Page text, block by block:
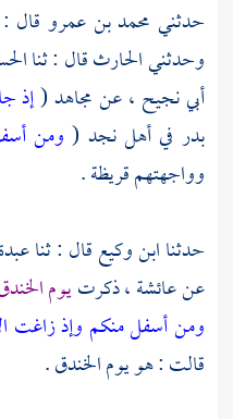
حدثني محمد بن عمرو قال
وحدثنيالحارثقال : ثنا
أبي نجيح ،عنمجاهد(إذ
بدر في أهلنجد ( ومن
وواجهتهمقريظة.
حدثناابن وكيعقال : ثنا
عنعائشة ،ذكرتيوم
ومن أسفل منكم وإذ زاغت
قالت : هو يوم الخندق .